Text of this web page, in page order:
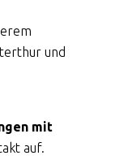
und
mit
auf.